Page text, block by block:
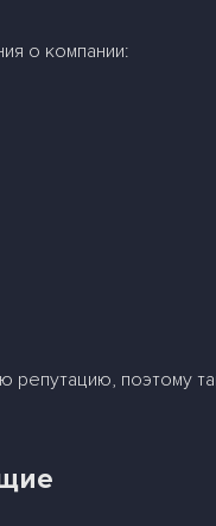
о компании:
поэтому